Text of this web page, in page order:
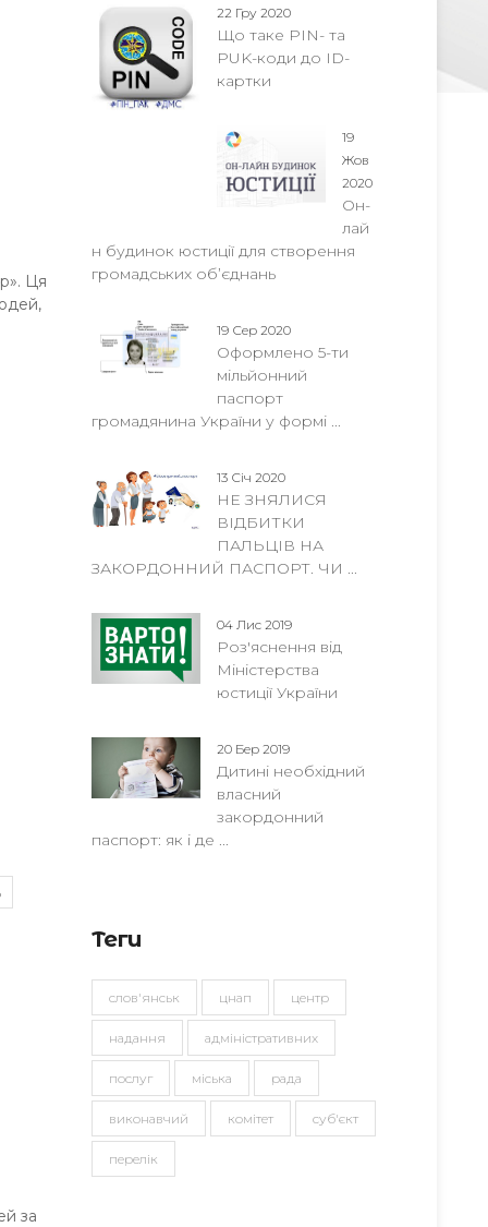
Ця
за
22 Гру 2020
Що таке PIN- та
PUK-коди до ID-
картки
19
Жов
2020
Он-
лай
н будинок юстиції для створення
громадських об’єднань
19 Сер 2020
Оформлено 5-ти
мільйонний
паспорт
громадянина України у формі ...
13 Січ 2020
НЕ ЗНЯЛИСЯ
ВІДБИТКИ
ПАЛЬЦІВ НА
ЗАКОРДОННИЙ ПАСПОРТ. ЧИ ...
04 Лис 2019
Роз'яснення від
Міністерства
юстиції України
20 Бер 2019
Дитині необхідний
власний
закордонний
паспорт: як і де ...
Теги
слов'янськ цнап центр
надання адміністративних
послуг міська рада
виконавчий комітет суб'єкт
перелік